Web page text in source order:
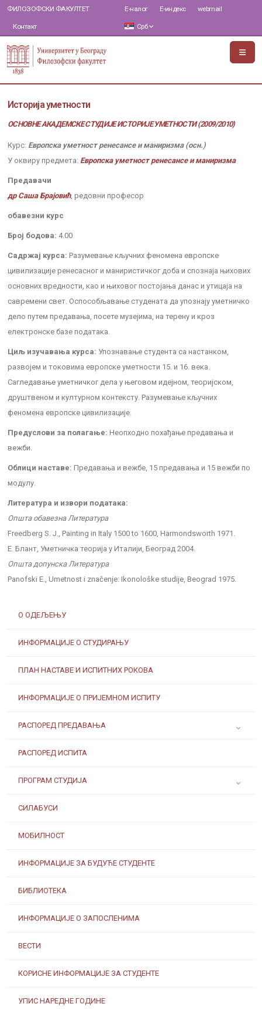
ФИЛОЗОФСКИ ФАКУЛТЕТ
Контакт
Е-налог Е-индекс webmail
Срб
О ОДЕЉЕЊУ
ИНФОРМАЦИЈЕ О СТУДИРАЊУ
ПЛАН НАСТАВЕ И ИСПИТНИХ РОКОВА
ИНФОРМАЦИЈЕ О ПРИЈЕМНОМ ИСПИТУ
РАСПОРЕД ПРЕДАВАЊА
РАСПОРЕД ИСПИТА
ПРОГРАМ СТУДИЈА
СИЛАБУСИ
МОБИЛНОСТ
ИНФОРМАЦИЈЕ ЗА БУДУЋЕ СТУДЕНТЕ
БИБЛИОТЕКА
ИНФОРМАЦИЈЕ О ЗАПОСЛЕНИМА
ВЕСТИ
КОРИСНЕ ИНФОРМАЦИЈЕ ЗА СТУДЕНТЕ
УПИС НАРЕДНЕ ГОДИНЕ
Историја уметности
ОСНОВНЕ АКАДЕМСКЕ СТУДИЈЕ ИСТОРИЈЕ УМЕТНОСТИ (2009/2010)
Курс: Европска уметност ренесансе и маниризма (осн.)
У оквиру предмета: Европска уметност ренесансе и маниризма
Предавачи
др Саша Брајовић, редовни професор
обавезни курс
Број бодова: 4.00
Садржај курса: Разумевање кључних феномена европске
цивилизације ренесасног и маниристичког доба и спознаја њихових
основних вредности, као и њиховог постојања данас и утицаја на
савремени свет. Оспособљавање студената да упознају уметничко
дело путем предавања, посете музејима, на терену и кроз
електронске базе података.
Циљ изучавања курса: Упознавање студента са настанком,
развојем и токовима европске уметности 15. и 16. века.
Сагледавање уметничког дела у његовом идејном, теоријском,
друштвеном и културном контексту. Разумевање кључних
феномена европске цивилизације.
Предуслови за полагање: Неопходно похађање предавања и
вежби.
Облици наставе: Предавања и вежбе, 15 предавања и 15 вежби по
модулу.
Литература и извори података:
Општа обавезна Литература
Freedberg S. J., Painting in Italy 1500 to 1600, Harmondsworth 1971.
Е. Блант, Уметничка теорија у Италији, Београд 2004.
Општа допунска Литература
Panofski E., Umetnost i značenje: Ikonološke studije, Beograd 1975.